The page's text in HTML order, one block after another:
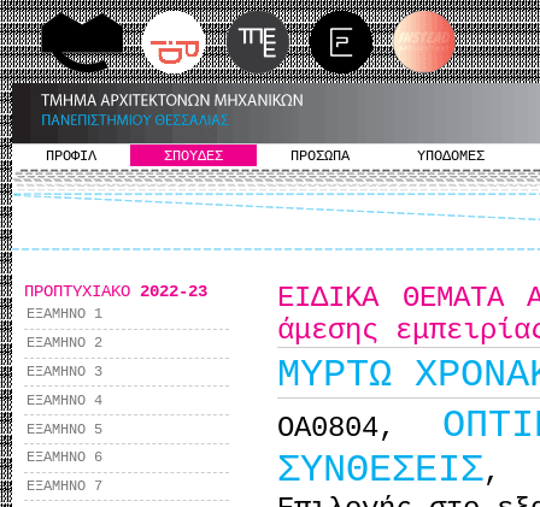
ΠΡΟΦΙΛ ΣΠΟΥΔΕΣ ΠΡΟΣΩΠΑ ΥΠΟΔΟΜΕΣ
ΠΡΟΠΤΥΧΙΑΚΟ 2022-23
ΕΞΑΜΗΝΟ 1
ΕΞΑΜΗΝΟ 2
ΕΞΑΜΗΝΟ 3
ΕΞΑΜΗΝΟ 4
ΕΞΑΜΗΝΟ 5
ΕΞΑΜΗΝΟ 6
ΕΞΑΜΗΝΟ 7
ΕΙΔΙΚΑ ΘΕΜΑΤΑ
άμεσης
ΜΥΡΤΩ
ΟΑ0804,
ΣΥΝΘΕΣΕΙΣ,